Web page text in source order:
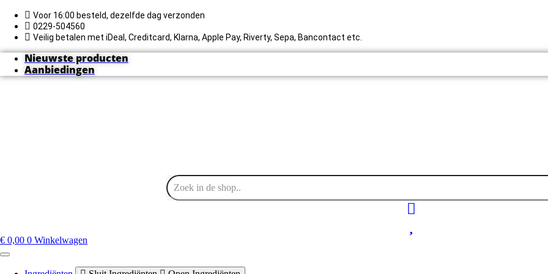
naar
inhoud
Voor 16:00 besteld, dezelfde dag verzonden
0229-504560
Veilig betalen met iDeal, Creditcard, Klarna, Apple Pay, Riverty, Sepa, Bancontact etc.
Nieuwste producten
Aanbiedingen
€ 0,00 0 Winkelwagen